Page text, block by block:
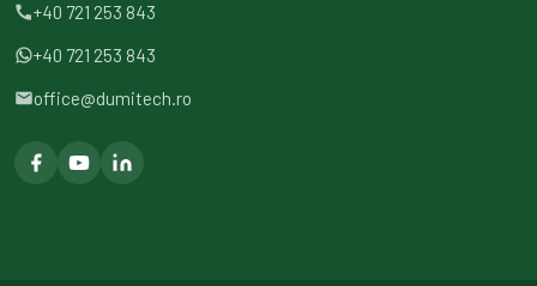
+40 721 253 843
+40 721 253 843
office@dumitech.ro